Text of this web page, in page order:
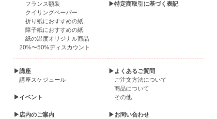
フランス額装
クイリングペーパー
折り紙におすすめの紙
障子紙におすすめの紙
紙の温度オリジナル商品
20%〜50%ディスカウント
▶特定商取引に基づく表記
▶講座
講座スケジュール
▶イベント
▶店内のご案内
▶よくあるご質問
ご注文方法について
商品について
その他
▶お問い合わせ